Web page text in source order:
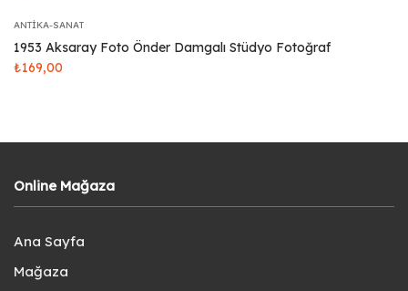
ANTIKA-SANAT
1953 Aksaray Foto Önder Damgalı Stüdyo Fotoğraf
₺169,00
Online Mağaza
Ana Sayfa
Mağaza